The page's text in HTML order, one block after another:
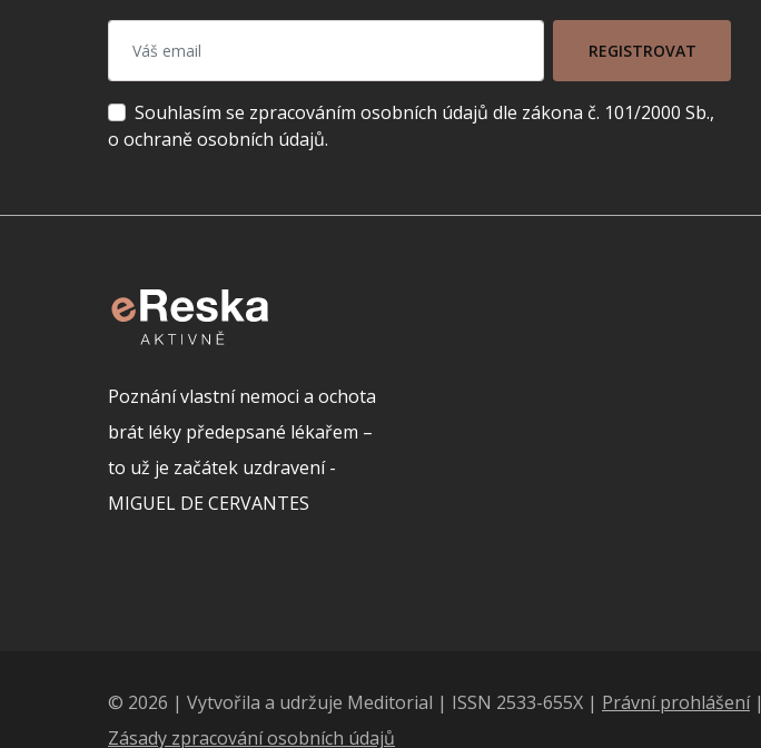
REGISTROVAT
Souhlasím se zpracováním osobních údajů dle zákona č. 101/2000 Sb.,
o ochraně osobních údajů.
Poznání vlastní nemoci a ochota
brát léky předepsané lékařem –
to už je začátek uzdravení -
MIGUEL DE CERVANTES
© 2026 | Vytvořila a udržuje Meditorial | ISSN 2533-655X | Právní prohlášení|
Zásady zpracování osobních údajů